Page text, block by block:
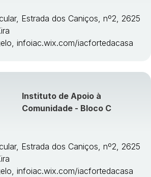
Estrada dos Caniços, nº2, 2625
infoiac.wix.com/iacfortedacasa
Instituto de Apoio à
Comunidade - Bloco C
Estrada dos Caniços, nº2, 2625
infoiac.wix.com/iacfortedacasa